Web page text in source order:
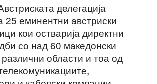
делегација
25 еминентни австриски
кои остварија директни
со над 60 македонски
области и тоа од